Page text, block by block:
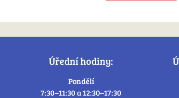
Úřední hodiny:
Pondělí
7:30–11:30 a 12:30–17:30